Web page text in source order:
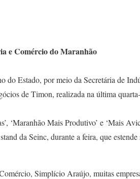
e Comércio do Maranhão
do Estado, por meio da Secretária de
de Timon, realizada na última
‘Maranhão Mais Produtivo’ e ‘Mais
da Seinc, durante a feira, que
Simplício Araújo, muitas